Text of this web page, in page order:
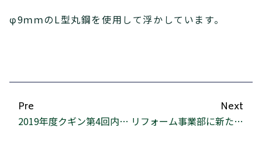
φ9ｍｍのL型丸鋼を使用して浮かしています。
Pre
2019年度クギン第4回内定者研修
Next
リフォーム事業部に新たなメンバー！！